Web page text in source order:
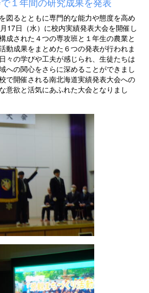
図るとともに専門的な能力や態度を高め
17日（水）に校内実績発表大会を開催し
成された４つの専攻班と１年生の農業と
動成果をまとめた６つの発表が行われま
々の学びや工夫が感じられ、生徒たちは
への関心をさらに深めることができまし
で開催される南北海道実績発表大会への
意欲と活気にあふれた大会となりまし